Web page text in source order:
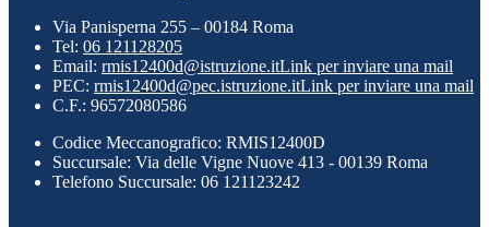
Via Panisperna 255 – 00184 Roma
Tel: 06 121128205
Email: rmis12400d@istruzione.itLink per inviare una mail
PEC: rmis12400d@pec.istruzione.itLink per inviare una mail
C.F.: 96572080586
Codice Meccanografico: RMIS12400D
Succursale: Via delle Vigne Nuove 413 - 00139 Roma
Telefono Succursale: 06 121123242